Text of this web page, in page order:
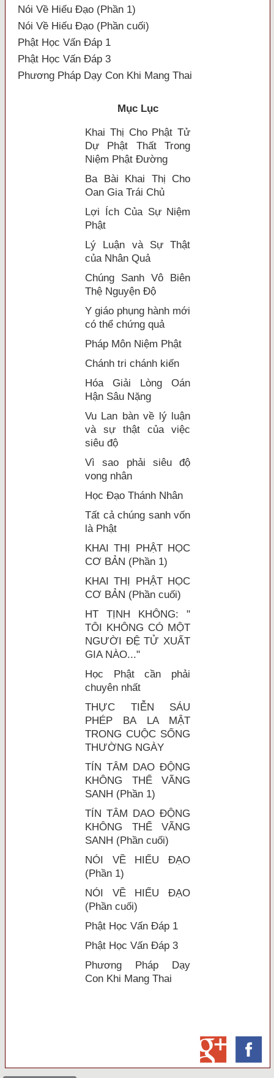
Nói Về Hiếu Đạo (Phần 1)
Nói Về Hiếu Đạo (Phần cuối)
Phật Học Vấn Đáp 1
Phật Học Vấn Đáp 3
Phương Pháp Dạy Con Khi Mang Thai
Mục Lục
Khai Thị Cho Phật Tử
Dự Phật Thất Trong
Niệm Phật Ðường
Ba Bài Khai Thị Cho
Oan Gia Trái Chủ
Lợi Ích Của Sự Niệm
Phật
Lý Luận và Sự Thật
của Nhân Quả
Chúng Sanh Vô Biên
Thệ Nguyện Độ
Y giáo phụng hành mới
có thể chứng quả
Pháp Môn Niệm Phật
Chánh tri chánh kiến
Hóa Giải Lòng Oán
Hận Sâu Nặng
Vu Lan bàn về lý luận
và sự thật của việc
siêu độ
Vì sao phải siêu độ
vong nhân
Học Đạo Thánh Nhân
Tất cả chúng sanh vốn
là Phật
KHAI THỊ PHẬT HỌC
CƠ BẢN (Phần 1)
KHAI THỊ PHẬT HỌC
CƠ BẢN (Phần cuối)
HT TỊNH KHÔNG: "
TÔI KHÔNG CÓ MỘT
NGƯỜI ĐỆ TỬ XUẤT
GIA NÀO..."
Học Phật cần phải
chuyên nhất
THỰC TIỄN SÁU
PHÉP BA LA MẬT
TRONG CUỘC SỐNG
THƯỜNG NGÀY
TÍN TÂM DAO ĐỘNG
KHÔNG THỂ VÃNG
SANH (Phần 1)
TÍN TÂM DAO ĐỘNG
KHÔNG THỂ VÃNG
SANH (Phần cuối)
NÓI VỀ HIẾU ĐẠO
(Phần 1)
NÓI VỀ HIẾU ĐẠO
(Phần cuối)
Phật Học Vấn Đáp 1
Phật Học Vấn Đáp 3
Phương Pháp Dạy
Con Khi Mang Thai